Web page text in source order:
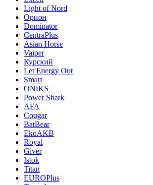
Light of Nord
Орион
Dominator
CentraPlus
Asian Horse
Vaiper
Курский
Let Energy Out
Smart
ONIKS
Power Shark
AFA
Cougar
BatBear
EkoAKB
Royal
Giver
Istok
Titan
EUROPlus